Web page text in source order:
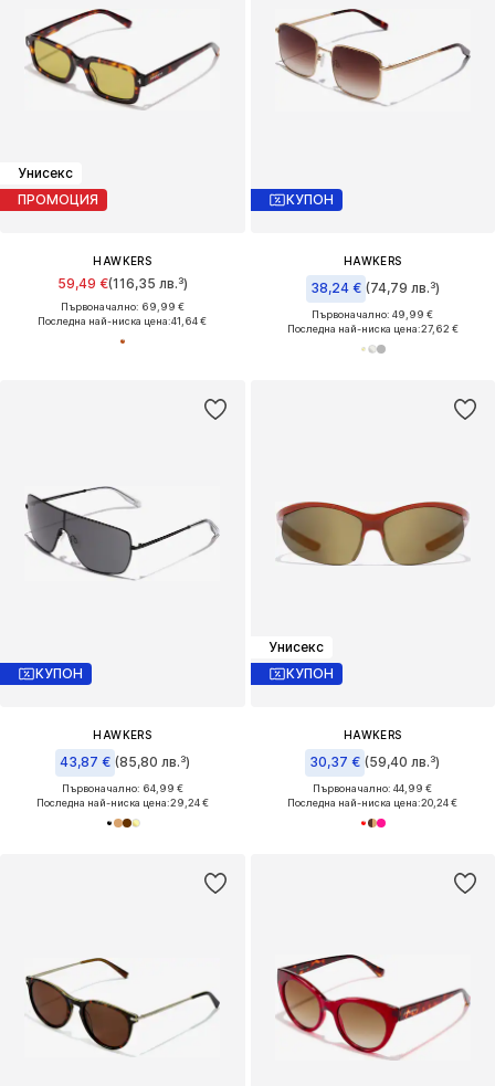
Унисекс
ПРОМОЦИЯ
HAWKERS
59,49 €(116,35 лв.³)
Първоначално: 69,99 €
Последна най-ниска цена:41,64 €
КУПОН
HAWKERS
38,24 € (74,79 лв.³)
Първоначално: 49,99 €
Последна най-ниска цена:27,62 €
КУПОН
HAWKERS
43,87 € (85,80 лв.³)
Първоначално: 64,99 €
Последна най-ниска цена:29,24 €
Унисекс
КУПОН
HAWKERS
30,37 € (59,40 лв.³)
Първоначално: 44,99 €
Последна най-ниска цена:20,24 €